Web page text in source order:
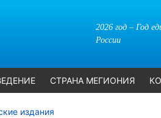
2026 год – Год
России
СТРАНА МЕГИОНИЯ
издания